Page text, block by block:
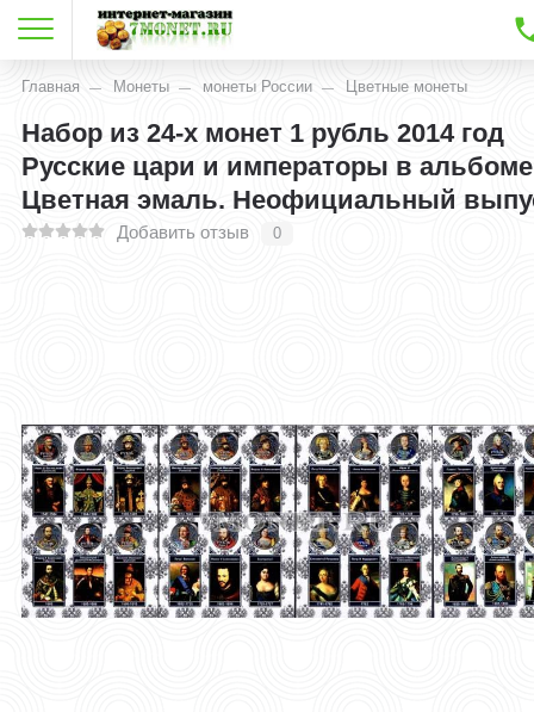
Главная Монеты монеты России Цветные монеты
Набор из 24-х монет 1 рубль 2014 год
Русские цари и императоры в
Цветная эмаль. Неофициальный
Добавить отзыв 0